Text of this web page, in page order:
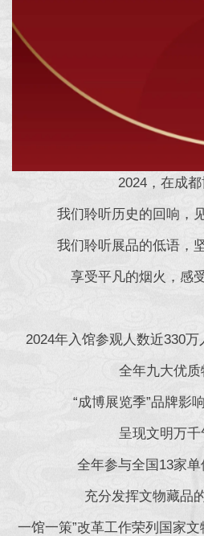
2024，在成
我们聆听历史的回响，
我们聆听展品的低语，
享受平凡的烟火，感
2024年入馆参观人数近330
全年九大优质
“成博展览季”品牌影
呈现文明万千
全年参与全国13家单
充分发挥文物藏品
一馆一策”改革工作荣列国家